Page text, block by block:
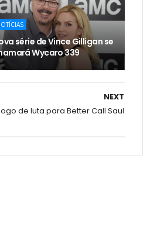
série de Vince Gilligan se
Wycaro 339
NEXT
de luta para Better Call Saul